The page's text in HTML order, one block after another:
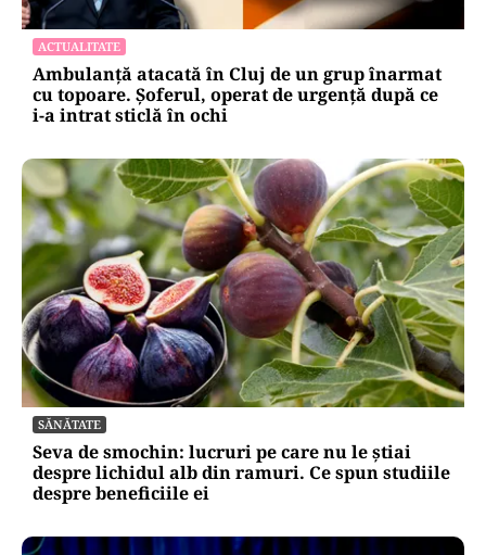
ACTUALITATE
Ambulanță atacată în Cluj de un grup înarmat
cu topoare. Șoferul, operat de urgență după ce
i-a intrat sticlă în ochi
SĂNĂTATE
Seva de smochin: lucruri pe care nu le știai
despre lichidul alb din ramuri. Ce spun studiile
despre beneficiile ei